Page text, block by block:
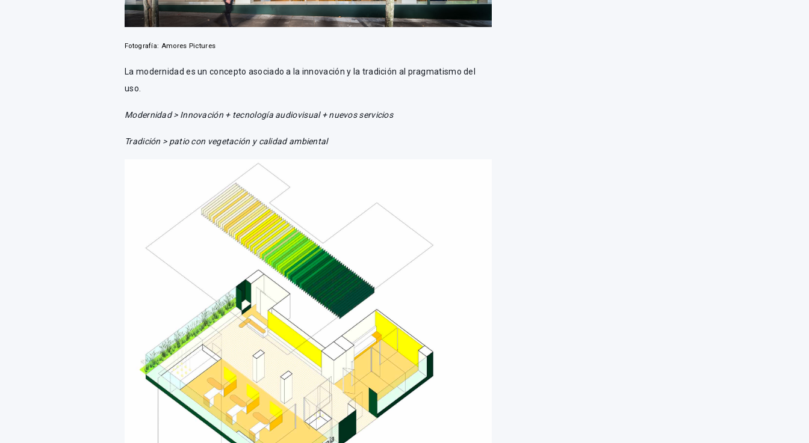
Fotografía: Amores Pictures
La modernidad es un concepto asociado a la innovación y la tradición al pragmatismo del
uso.
Modernidad > Innovación + tecnología audiovisual + nuevos servicios
Tradición > patio con vegetación y calidad ambiental